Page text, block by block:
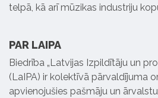
telpā, kā arī mūzikas industriju
PAR LAIPA
Biedrība „Latvijas Izpildītāju un
(LaIPA) ir kolektīvā pārvaldījuma
apvienojušies pašmāju un